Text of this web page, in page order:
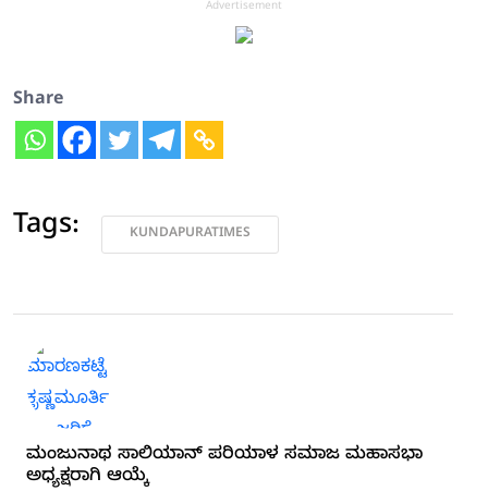
Advertisement
Share
Tags: KUNDAPURATIMES
ಮಂಜುನಾಥ ಸಾಲಿಯಾನ್ ಪರಿಯಾಳ ಸಮಾಜ ಮಹಾಸಭಾ
ಅಧ್ಯಕ್ಷರಾಗಿ ಆಯ್ಕೆ